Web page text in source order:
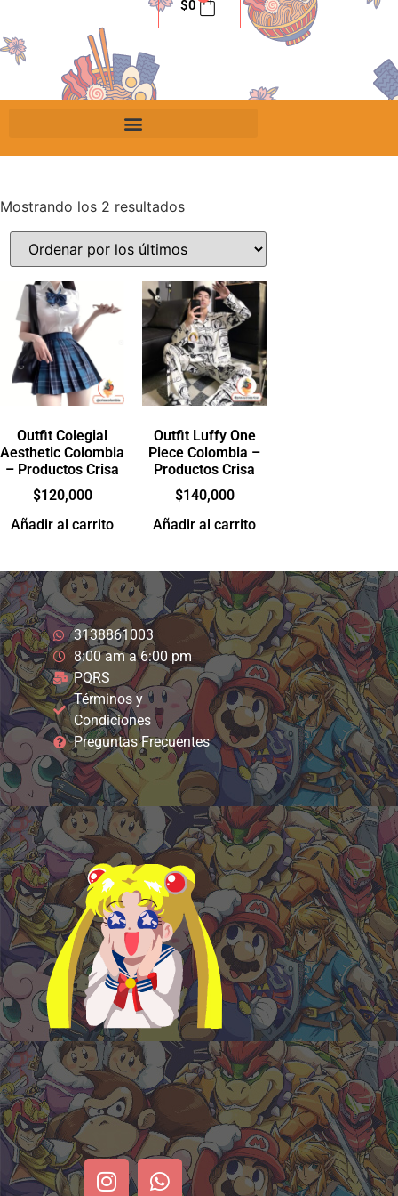
$0
Mostrando los 2 resultados
Outfit Colegial
Aesthetic Colombia
– Productos Crisa
$120,000
Añadir al carrito
Outfit Luffy One
Piece Colombia –
Productos Crisa
$140,000
Añadir al carrito
3138861003
8:00 am a 6:00 pm
PQRS
Términos y
Condiciones
Preguntas Frecuentes